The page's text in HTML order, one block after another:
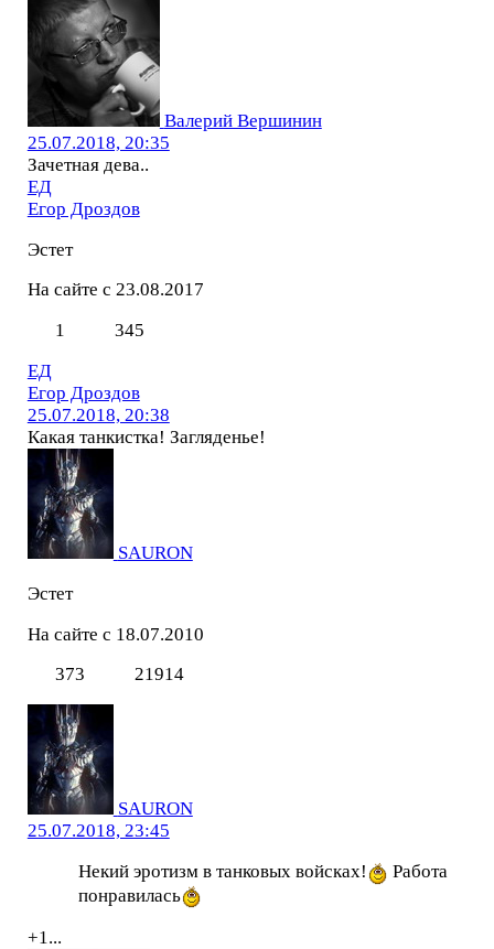
Валерий Вершинин
25.07.2018, 20:35
Зачетная дева..
ЕД
Егор Дроздов
Эстет
На сайте с 23.08.2017
1
345
ЕД
Егор Дроздов
25.07.2018, 20:38
Какая танкистка! Загляденье!
SAURON
Эстет
На сайте с 18.07.2010
373
21914
SAURON
25.07.2018, 23:45
Некий эротизм в танковых войсках!
Работа
понравилась
+1...